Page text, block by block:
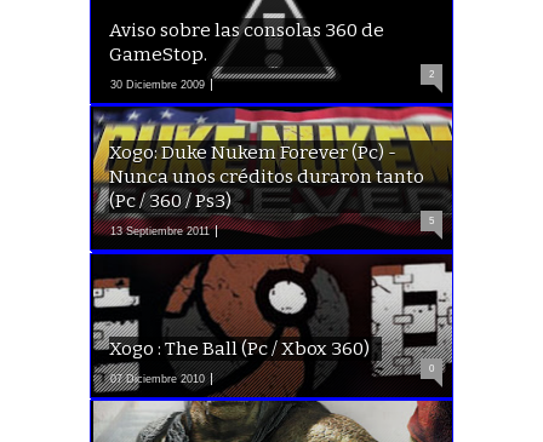
Aviso sobre las consolas 360 de
GameStop.
30 Diciembre 2009
2
Xogo: Duke Nukem Forever (Pc) -
Nunca unos créditos duraron tanto
(Pc / 360 / Ps3)
13 Septiembre 2011
5
Xogo : The Ball (Pc / Xbox 360)
07 Diciembre 2010
0